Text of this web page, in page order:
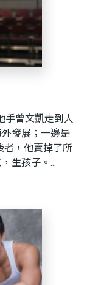
手曾文凱走到人
發展；一邊是
者，他賣掉了所
生孩子。...